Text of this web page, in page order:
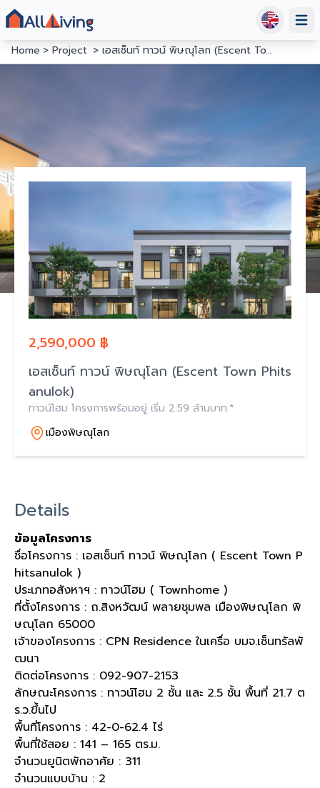
Home
Project เอสเซ็นท์ ทาวน์ พิษณุโลก (Escent Town Phitsanulok)
2,590,000 ฿
เอสเซ็นท์ ทาวน์ พิษณุโลก (Escent Town Phits
anulok)
ทาวน์โฮม โครงการพร้อมอยู่ เริ่ม 2.59 ล้านบาท.*
เมืองพิษณุโลก
Details
ข้อมูลโครงการ
ชื่อโครงการ : เอสเซ็นท์ ทาวน์ พิษณุโลก ( Escent Town P
hitsanulok )
ประเภทอสังหาฯ : ทาวน์โฮม ( Townhome )
ที่ตั้งโครงการ : ถ.สิงหวัฒน์ พลายชุมพล เมืองพิษณุโลก พิ
ษณุโลก 65000
เจ้าของโครงการ : CPN Residence ในเครื่อ บมจ.เซ็นทรัลพั
ฒนา
ติดต่อโครงการ : 092-907-2153
ลักษณะโครงการ : ทาวน์โฮม 2 ชั้น และ 2.5 ชั้น พื้นที่ 21.7 ต
ร.ว.ขึ้นไป
พื้นที่โครงการ : 42-0-62.4 ไร่
พื้นที่ใช้สอย : 141 – 165 ตร.ม.
จำนวนยูนิตพักอาศัย : 311
จำนวนแบบบ้าน : 2